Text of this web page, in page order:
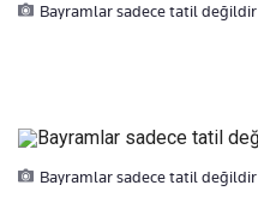
Bayramlar sadece tatil değildir
Bayramlar sadece tatil değildir